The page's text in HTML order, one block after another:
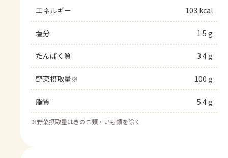
エネルギー 103 kcal
塩分 1.5 g
たんぱく質 3.4 g
野菜摂取量※ 100 g
脂質 5.4 g
※野菜摂取量はきのこ類・いも類を除く